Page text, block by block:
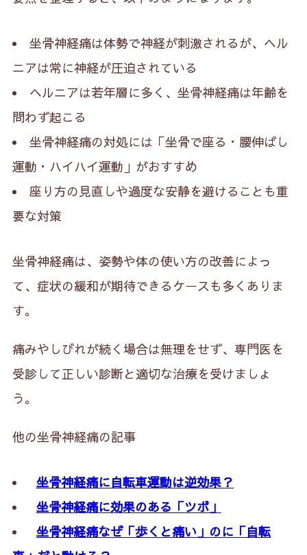
坐骨神経痛は体勢で神経が刺激されるが、ヘル
ニアは常に神経が圧迫されている
ヘルニアは若年層に多く、坐骨神経痛は年齢を
問わず起こる
坐骨神経痛の対処には「坐骨で座る・腰伸ばし
運動・ハイハイ運動」がおすすめ
座り方の見直しや過度な安静を避けることも重
要な対策
坐骨神経痛は、姿勢や体の使い方の改善によっ
て、症状の緩和が期待できるケースも多くありま
す。
痛みやしびれが続く場合は無理をせず、専門医を
受診して正しい診断と適切な治療を受けましょ
う。
他の坐骨神経痛の記事
坐骨神経痛に自転車運動は逆効果？
坐骨神経痛に効果のある「ツボ」
坐骨神経痛なぜ「歩くと痛い」のに「自転